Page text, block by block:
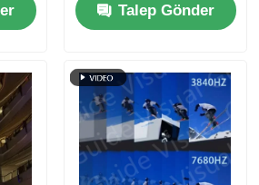
uzun ömürlü olmasını
sağlayan bileşenlerle
Talep Gönder